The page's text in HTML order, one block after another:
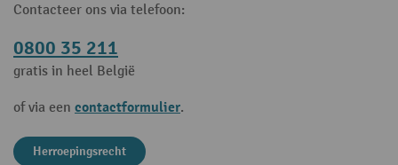
Contacteer ons via telefoon:
0800 35 211
gratis in heel België
of via een contactformulier.
Herroepingsrecht